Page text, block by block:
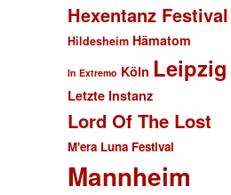
Hexentanz Festival
Hildesheim Hämatom
In Extremo Köln Leipzig
Letzte Instanz
Lord Of The Lost
M'era Luna Festival
Mannheim